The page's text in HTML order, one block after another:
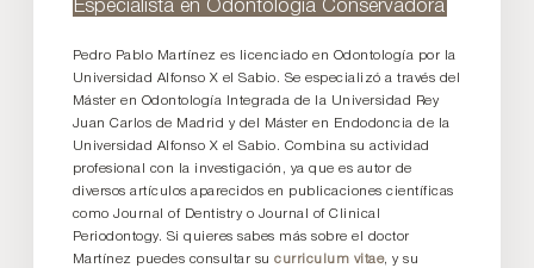
Especialista en Odontología Conservadora
Pedro Pablo Martínez es licenciado en Odontología por la
Universidad Alfonso X el Sabio. Se especializó a través del
Máster en Odontología Integrada de la Universidad Rey
Juan Carlos de Madrid y del Máster en Endodoncia de la
Universidad Alfonso X el Sabio. Combina su actividad
profesional con la investigación, ya que es autor de
diversos artículos aparecidos en publicaciones científicas
como Journal of Dentistry o Journal of Clinical
Periodontogy. Si quieres sabes más sobre el doctor
Martínez puedes consultar sucurriculum vitae, y su